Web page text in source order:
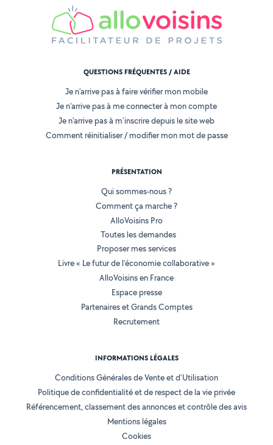
QUESTIONS FRÉQUENTES / AIDE
Je n'arrive pas à faire vérifier mon mobile
Je n'arrive pas à me connecter à mon compte
Je n'arrive pas à m'inscrire depuis le site web
Comment réinitialiser / modifier mon mot de passe
PRÉSENTATION
Qui sommes-nous ?
Comment ça marche ?
AlloVoisins Pro
Toutes les demandes
Proposer mes services
Livre « Le futur de l'économie collaborative »
AlloVoisins en France
Espace presse
Partenaires et Grands Comptes
Recrutement
INFORMATIONS LÉGALES
Conditions Générales de Vente et d'Utilisation
Politique de confidentialité et de respect de la vie privée
Référencement, classement des annonces et contrôle des avis
Mentions légales
Cookies